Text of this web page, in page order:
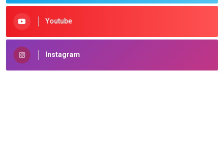
Youtube
Instagram